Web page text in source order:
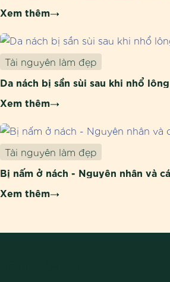
Xem thêm
Tài nguyên làm đẹp
Da nách bị sần sùi sau khi nhổ
Xem thêm
Tài nguyên làm đẹp
Bị nấm ở nách - Nguyên nhân và
Xem thêm